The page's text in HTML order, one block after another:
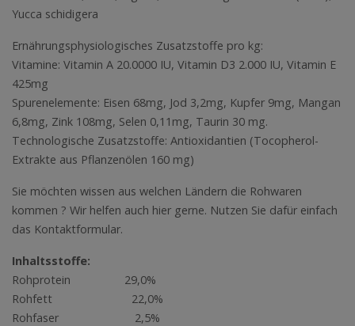
Yucca schidigera
Ernährungsphysiologisches Zusatzstoffe pro kg:
Vitamine: Vitamin A 20.0000 IU, Vitamin D3 2.000 IU, Vitamin E
425mg
Spurenelemente: Eisen 68mg, Jod 3,2mg, Kupfer 9mg, Mangan
6,8mg, Zink 108mg, Selen 0,11mg, Taurin 30 mg.
Technologische Zusatzstoffe: Antioxidantien (Tocopherol-
Extrakte aus Pflanzenölen 160 mg)
Sie möchten wissen aus welchen Ländern die Rohwaren
kommen ? Wir helfen auch hier gerne. Nutzen Sie dafür einfach
das Kontaktformular.
Inhaltsstoffe:
Rohprotein 29,0%
Rohfett 22,0%
Rohfaser 2,5%